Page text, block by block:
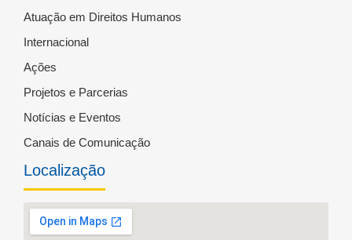
Atuação em Direitos Humanos
Internacional
Ações
Projetos e Parcerias
Notícias e Eventos
Canais de Comunicação
Localização